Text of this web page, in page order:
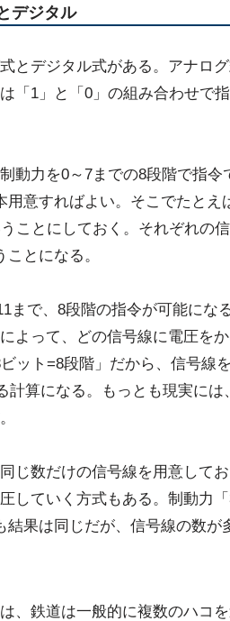
デジタル
とデジタル式がある。アナロ
「1」と「0」の組み合わせで
動力を0～7までの8段階で指令
意すればよい。そこでたとえ
ことにしておく。それぞれの
とになる。
まで、8段階の指令が可能にな
よって、どの信号線に電圧を
ット=8段階」だから、信号線
計算になる。もっとも現実に
じ数だけの信号線を用意して
していく方式もある。制動力
結果は同じだが、信号線の数が
、鉄道は一般的に複数のハコ